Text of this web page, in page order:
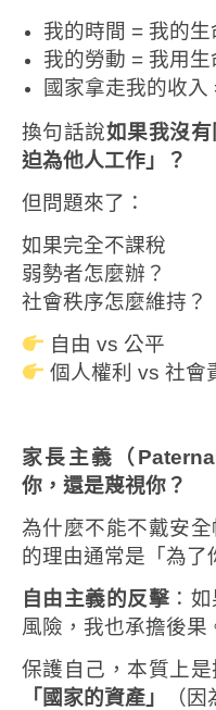
我的時間 = 我的生
我的勞動 = 我用
國家拿走我的收
換句話說如果我沒
迫為他人工作」？
但問題來了：
如果完全不課稅
弱勢者怎麼辦？
社會秩序怎麼維持？
自由 vs 公平
個人權利 vs 社會
家長主義（
你，還是蔑視你？
為什麼不能不戴安
的理由通常是「為了
自由主義的反擊 ：
風險，我也承擔後果
保護自己，本質上
「國家的資產」
（